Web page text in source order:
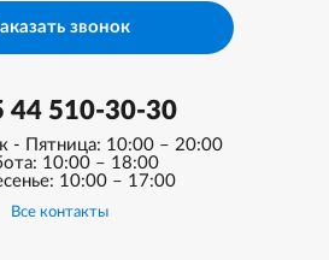
44 510-30-30
- Пятница: 10:00 – 20:00
10:00 – 18:00
10:00 – 17:00
Все контакты
звонок